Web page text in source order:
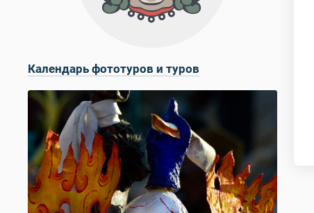
Календарь фототуров и туров